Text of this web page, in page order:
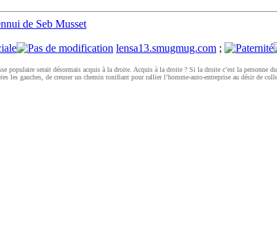
de Seb Musset
lensa13.smugmug.com ;
populaire serait désormais acquis à la droite. Acquis à la droite ? Si la droite c’est la personne
les gauches, de creuser un chemin tonifiant pour rallier l’homme-auto-entreprise au désir de